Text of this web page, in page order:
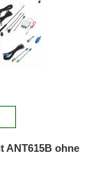
ANT615B ohne